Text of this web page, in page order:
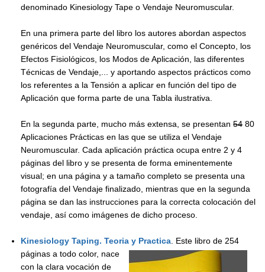
denominado Kinesiology Tape o Vendaje Neuromuscular.
En una primera parte del libro los autores abordan aspectos
genéricos del Vendaje Neuromuscular, como el Concepto, los
Efectos Fisiológicos, los Modos de Aplicación, las diferentes
Técnicas de Vendaje,... y aportando aspectos prácticos como
los referentes a la Tensión a aplicar en función del tipo de
Aplicación que forma parte de una Tabla ilustrativa.
En la segunda parte, mucho más extensa, se presentan 54 80
Aplicaciones Prácticas en las que se utiliza el Vendaje
Neuromuscular. Cada aplicación práctica ocupa entre 2 y 4
páginas del libro y se presenta de forma eminentemente
visual; en una página y a tamaño completo se presenta una
fotografía del Vendaje finalizado, mientras que en la segunda
página se dan las instrucciones para la correcta colocación del
vendaje, así como imágenes de dicho proceso.
Kinesiology Taping. Teoria y Practica Este libro de 254
páginas a todo color, nace
con la clara vocación de